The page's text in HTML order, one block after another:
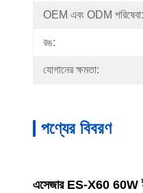
OEM এবং ODM পরিষেবা:
রঙ:
যোগানের ক্ষমতা:
পণ্যের বিবরণ
এসেজার ES-X60 60W